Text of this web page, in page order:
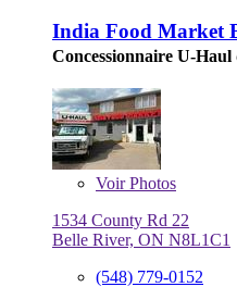
India Food Market
Concessionnaire U-Haul
VoirPhotos
1534 County Rd 22
Belle River, ON N8L1C1
(548) 779-0152